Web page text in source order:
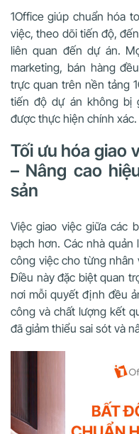
1Office giúp chuẩn hóa
việc, theo dõi tiến độ,
liên quan đến dự án.
marketing, bán hàng
trực quan trên nền tảng
tiến độ dự án không bị
được thực hiện chính xác.
Tối ưu hóa giao
– Nâng cao
sản
Việc giao việc giữa các
bạch hơn. Các nhà
công việc cho từng
Điều này đặc biệt quan
nơi mỗi quyết định đều
công và chất lượng kết
đã giảm thiểu sai sót và